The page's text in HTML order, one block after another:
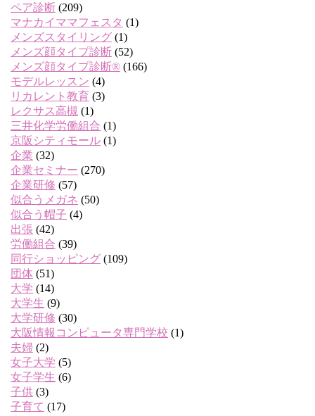
ペア診断 (209)
マナカイママフェスタ (1)
メンズスタイリング (1)
メンズ顔タイプ診断 (52)
メンズ顔タイプ診断® (166)
モデルレッスン (4)
リカレント教育 (3)
レクサス高槻 (1)
三井化学労働組合 (1)
京阪シティモール (1)
企業 (32)
企業セミナー (270)
企業研修 (57)
似合うメガネ (50)
似合う帽子 (4)
出張 (42)
労働組合 (39)
同行ショッピング (109)
団体 (51)
大学 (14)
大学生 (9)
大学研修 (30)
大阪情報コンピュータ専門学校 (1)
夫婦 (2)
女子大学 (5)
女子学生 (6)
子供 (3)
子育て (17)